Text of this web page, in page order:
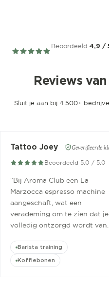
Beoordeeld 4,9 /
Reviews van
Sluit je aan bij 4.500+
Tattoo Joey Geverifieerde
Beoordeeld 5.0 / 5.0
“Bij Aroma Club een La
Marzocca espresso machine
aangeschaft, wat een
verademing om te zien dat je
volledig ontzorgd wordt van
cursus.”
Barista training
Koffiebonen